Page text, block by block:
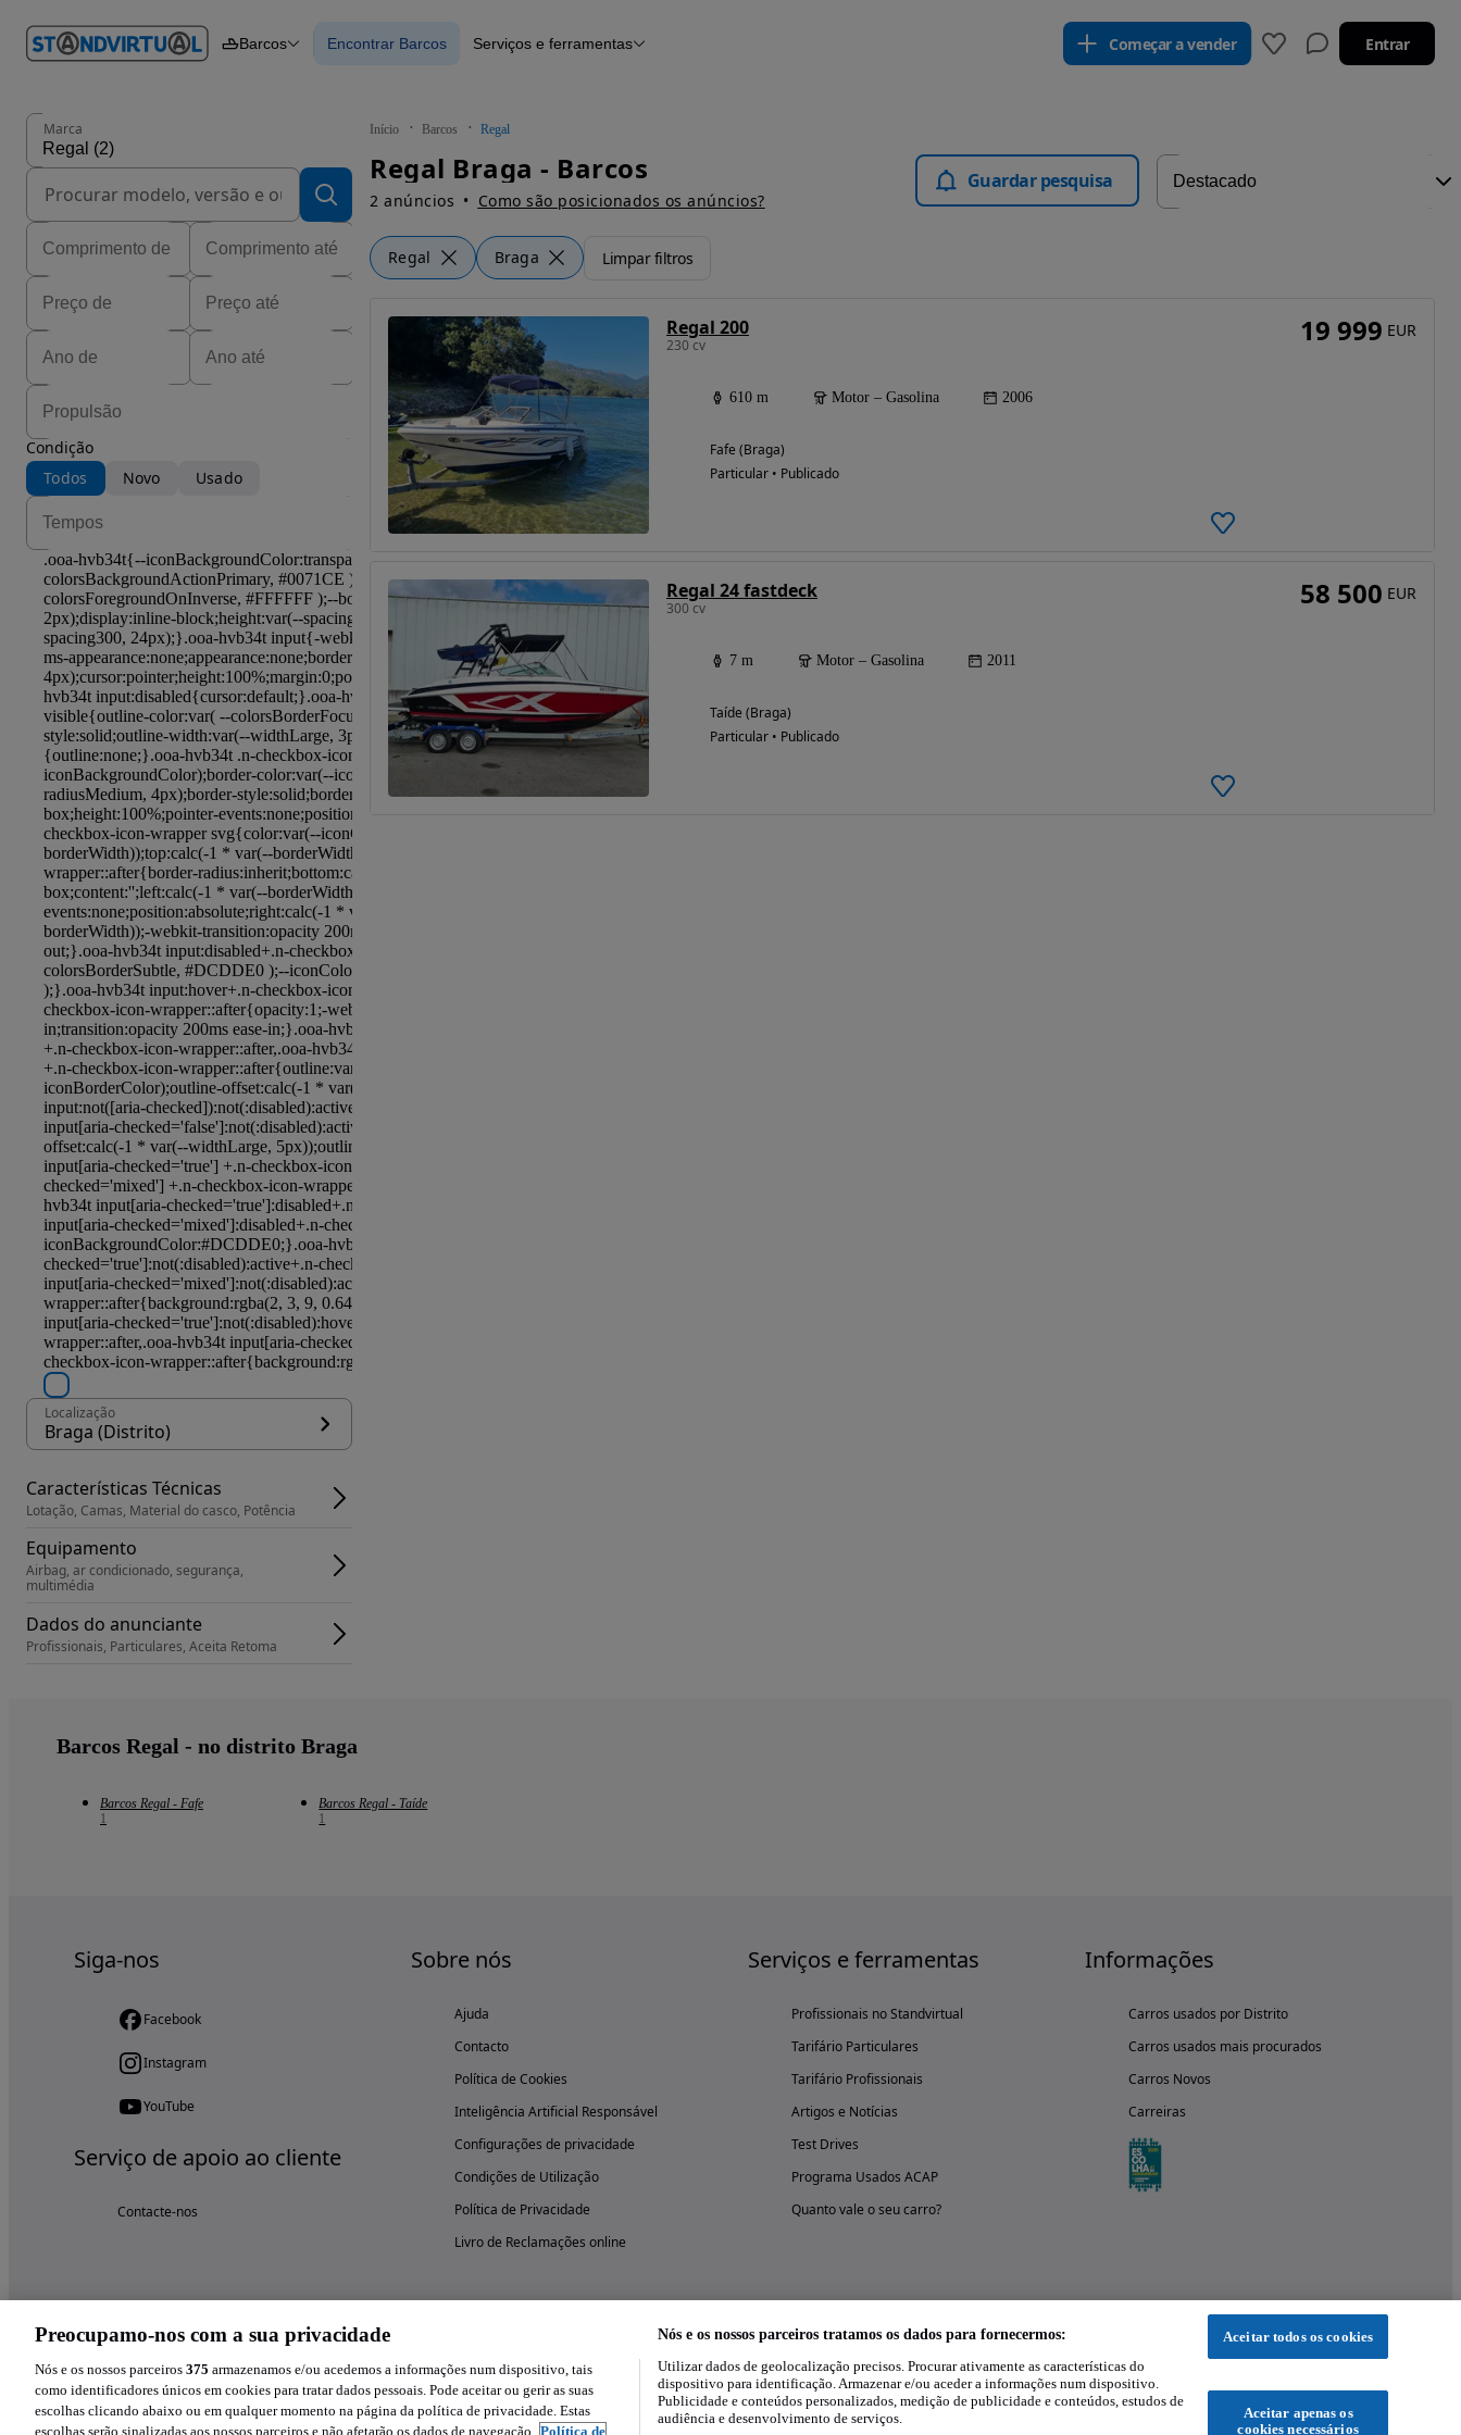
em
Carros Carros
Barcos Encontrar Barcos Serviços e ferramentas Começar a vender Entrar
Início Barcos Regal
Regal Braga - Barcos
2 anúncios Como são posicionados os anúncios?
Guardar pesquisa
Regal Braga Limpar filtros
Marca
Condição
Todos
Novo Usado
Localização
Braga (Distrito)
Características Técnicas
Lotação, Camas, Material do casco, Potência
Equipamento
Airbag, ar condicionado, segurança,
multimédia
Dados do anunciante
Profissionais, Particulares, Aceita Retoma
Regal 200
230 cv
610 m Motor – Gasolina 2006
Fafe (Braga)
Particular • Publicado
19 999 EUR
Regal 24 fastdeck
300 cv
7 m Motor – Gasolina 2011
Taíde (Braga)
Particular • Publicado
58 500 EUR
Barcos Regal - no distrito Braga
Barcos Regal - Fafe
1
Barcos Regal - Taíde
1
Siga-nos
Facebook
Instagram
YouTube
Serviço de apoio ao cliente
Contacte-nos
Sobre nós
Ajuda
Contacto
Política de Cookies
Inteligência Artificial Responsável
Configurações de privacidade
Condições de Utilização
Política de Privacidade
Livro de Reclamações online
Serviços e ferramentas
Profissionais no Standvirtual
Tarifário Particulares
Tarifário Profissionais
Artigos e Notícias
Test Drives
Programa Usados ACAP
Quanto vale o seu carro?
Informações
Carros usados por Distrito
Carros usados mais procurados
Carros Novos
Carreiras
Experimenta a aplicação
Preocupamo-nos com a sua privacidade
Nós e os nossos parceiros 375 armazenamos e/ou acedemos a informações num dispositivo, tais
como identificadores únicos em cookies para tratar dados pessoais. Pode aceitar ou gerir as suas
escolhas clicando abaixo ou em qualquer momento na página da política de privacidade. Estas
escolhas serão sinalizadas aos nossos parceiros e não afetarão os dados de navegação. Política de
Nós e os nossos parceiros tratamos os dados para fornecermos:
Utilizar dados de geolocalização precisos. Procurar ativamente as características do
dispositivo para identificação. Armazenar e/ou aceder a informações num dispositivo.
Publicidade e conteúdos personalizados, medição de publicidade e conteúdos, estudos de
audiência e desenvolvimento de serviços.
Aceitar todos os cookies
Aceitar apenas os
cookies necessários